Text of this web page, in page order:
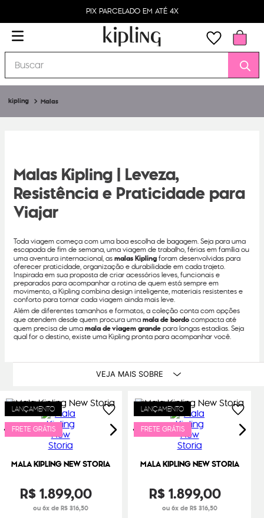
PIX PARCELADO EM ATÉ 4X
Buscar
Malas
Malas Kipling | Leveza,
Resistência e Praticidade para
Viajar
Toda viagem começa com uma boa escolha de bagagem. Seja para uma
escapada de fim de semana, uma viagem de trabalho, férias em família ou
uma aventura internacional, asmalas Kiplingforam desenvolvidas para
oferecer praticidade, organização e durabilidade em cada trajeto.
Inspirada em sua proposta de criar acessórios leves, funcionais e
preparados para acompanhar a rotina de quem está sempre em
movimento, a Kipling combina design inteligente, materiais resistentes e
conforto para tornar cada viagem ainda mais leve.
Além de diferentes tamanhos e formatos, a coleção conta com opções
que atendem desde quem procura umamala de bordocompacta até
quem precisa de umamala de viagem grandepara longas estadias. Seja
qual for o destino, existe uma Kipling pronta para acompanhar você.
VEJA MAIS SOBRE
LANÇAMENTO
FRETE GRÁTIS
MALA KIPLING NEW STORIA
R$1.899,00
ou 6x de R$ 316,50
LANÇAMENTO
FRETE GRÁTIS
MALA KIPLING NEW STORIA
R$1.899,00
ou 6x de R$ 316,50